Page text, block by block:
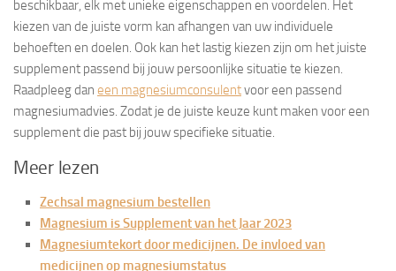
beschikbaar, elk met unieke eigenschappen en voordelen. Het
kiezen van de juiste vorm kan afhangen van uw individuele
behoeften en doelen. Ook kan het lastig kiezen zijn om het juiste
supplement passend bij jouw persoonlijke situatie te kiezen.
Raadpleeg dan een magnesiumconsulentvoor een passend
magnesiumadvies. Zodat je de juiste keuze kunt maken voor een
supplement die past bij jouw specifieke situatie.
Meer lezen
Zechsal magnesium bestellen
Magnesium is Supplement van het Jaar 2023
Magnesiumtekort door medicijnen. De invloed van
medicijnen op magnesiumstatus